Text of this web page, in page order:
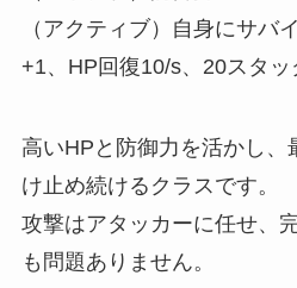
（アクティブ）自身にサバ
+1、HP回復10/s、20スタ
高いHPと防御力を活かし、
け止め続けるクラス です。
攻撃はアタッカーに任せ、
も問題ありません。